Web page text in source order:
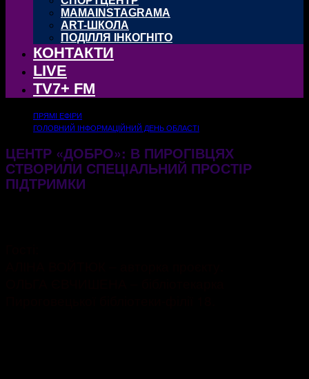
MAMAINSTAGRAMA
ART-ШКОЛА
ПОДІЛЛЯ ІНКОГНІТО
КОНТАКТИ
LIVE
TV7+ FM
ПРЯМІ ЕФІРИ
ГОЛОВНИЙ ІНФОРМАЦІЙНИЙ ДЕНЬ ОБЛАСТІ
ЦЕНТР «ДОБРО»: В ПИРОГІВЦЯХ
СТВОРИЛИ СПЕЦІАЛЬНИЙ ПРОСТІР
ПІДТРИМКИ